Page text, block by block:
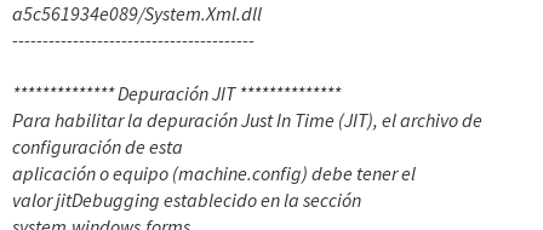
a5c561934e089/System.Xml.dll
----------------------------------------
************** Depuración JIT **************
Para habilitar la depuración Just In Time (JIT), el archivo de
configuración de esta
aplicación o equipo (machine.config) debe tener el
valor jitDebugging establecido en la sección